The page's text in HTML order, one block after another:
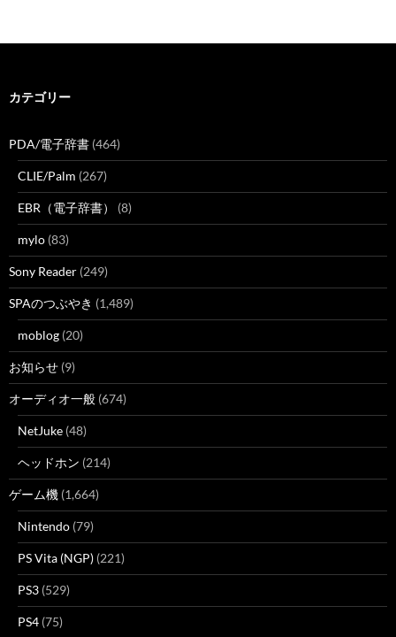
カテゴリー
PDA/電子辞書 (464)
CLIE/Palm (267)
EBR（電子辞書） (8)
mylo (83)
Sony Reader (249)
SPAのつぶやき (1,489)
moblog (20)
お知らせ (9)
オーディオ一般 (674)
NetJuke (48)
ヘッドホン (214)
ゲーム機 (1,664)
Nintendo (79)
PS Vita (NGP) (221)
PS3 (529)
PS4 (75)